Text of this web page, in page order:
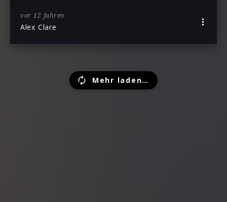
vor 12 Jahren
Alex Clare
Mehr laden…